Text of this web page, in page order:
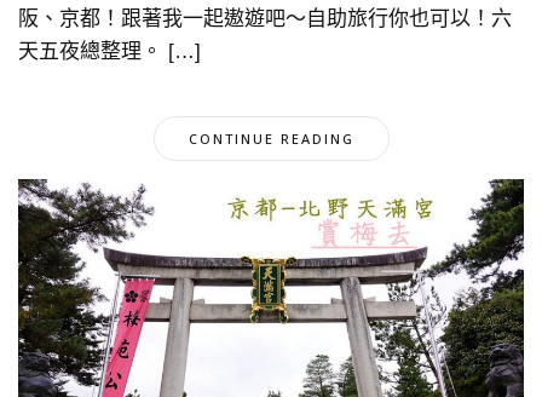
阪、京都！跟著我一起遨遊吧～自助旅行你也可以！六
天五夜總整理。 […]
CONTINUE READING